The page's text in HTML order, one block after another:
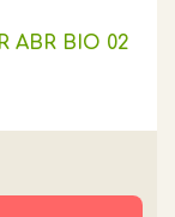
ABR BIO 02